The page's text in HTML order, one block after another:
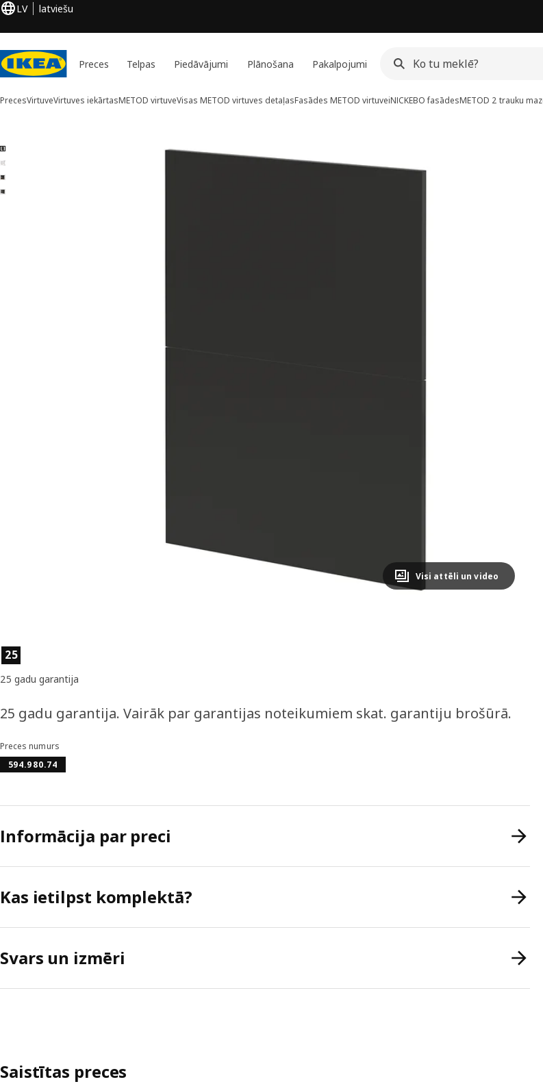
LV latviešu
Preces Telpas Piedāvājumi Plānošana Pakalpojumi
PrecesVirtuveVirtuves iekārtasMETOD virtuveVisas METOD virtuves detaļasFasādes METOD virtuveiNICKEBO fasādesMETOD 2 trauku
4 METOD attēli
attēlus
Visi attēli un video
Preces īpašības
25
25 gadu garantija
25 gadu garantija. Vairāk par garantijas noteikumiem skat. garantiju brošūrā.
Preces numurs
594.980.74
Informācija par preci
Kas ietilpst komplektā?
Svars un izmēri
Saistītas preces